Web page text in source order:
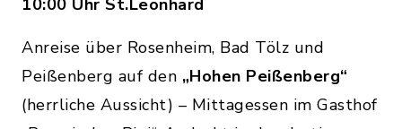
10:00 Uhr St.Leonhard
Anreise über Rosenheim, Bad Tölz und
Peißenberg auf den „Hohen Peißenberg“
(herrliche Aussicht) – Mittagessen im Gasthof